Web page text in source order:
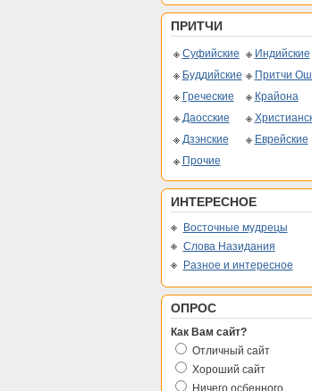
ПРИТЧИ
Суфийские
Индийские
Буддийские
Притчи
Греческие
Крайона
Даосские
Дзэнские
Еврейские
Прочие
ИНТЕРЕСНОЕ
Восточные мудрецы
Слова Назидания
Разное и интересное
ОПРОС
Как Вам сайт?
Отличный сайт
Хороший сайт
Ничего осбенного